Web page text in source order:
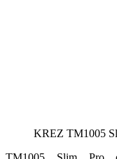
KREZ TM1005